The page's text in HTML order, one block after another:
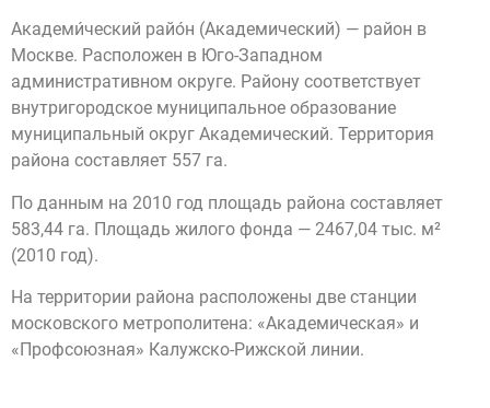
Академи́ческий райо́н (Академический) — район в
Москве. Расположен в Юго-Западном
административном округе. Району соответствует
внутригородское муниципальное образование
муниципальный округ Академический. Территория
района составляет 557 га.
По данным на 2010 год площадь района составляет
583,44 га. Площадь жилого фонда — 2467,04 тыс. м²
(2010 год).
На территории района расположены две станции
московского метрополитена: «Академическая» и
«Профсоюзная» Калужско-Рижской линии.